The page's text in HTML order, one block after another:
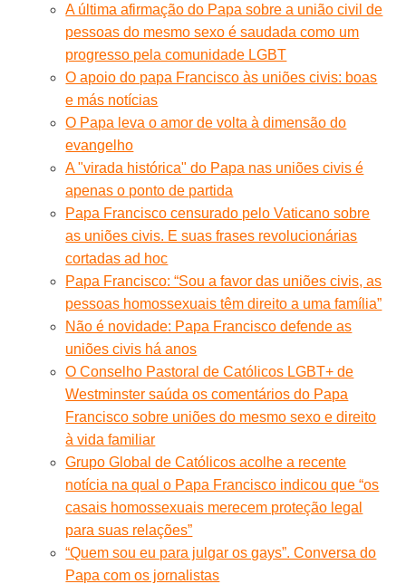
A última afirmação do Papa sobre a união civil de
pessoas do mesmo sexo é saudada como um
progresso pela comunidade LGBT
O apoio do papa Francisco às uniões civis: boas
e más notícias
O Papa leva o amor de volta à dimensão do
evangelho
A "virada histórica" do Papa nas uniões civis é
apenas o ponto de partida
Papa Francisco censurado pelo Vaticano sobre
as uniões civis. E suas frases revolucionárias
cortadas ad hoc
Papa Francisco: “Sou a favor das uniões civis, as
pessoas homossexuais têm direito a uma família”
Não é novidade: Papa Francisco defende as
uniões civis há anos
O Conselho Pastoral de Católicos LGBT+ de
Westminster saúda os comentários do Papa
Francisco sobre uniões do mesmo sexo e direito
à vida familiar
Grupo Global de Católicos acolhe a recente
notícia na qual o Papa Francisco indicou que “os
casais homossexuais merecem proteção legal
para suas relações”
“Quem sou eu para julgar os gays”. Conversa do
Papa com os jornalistas